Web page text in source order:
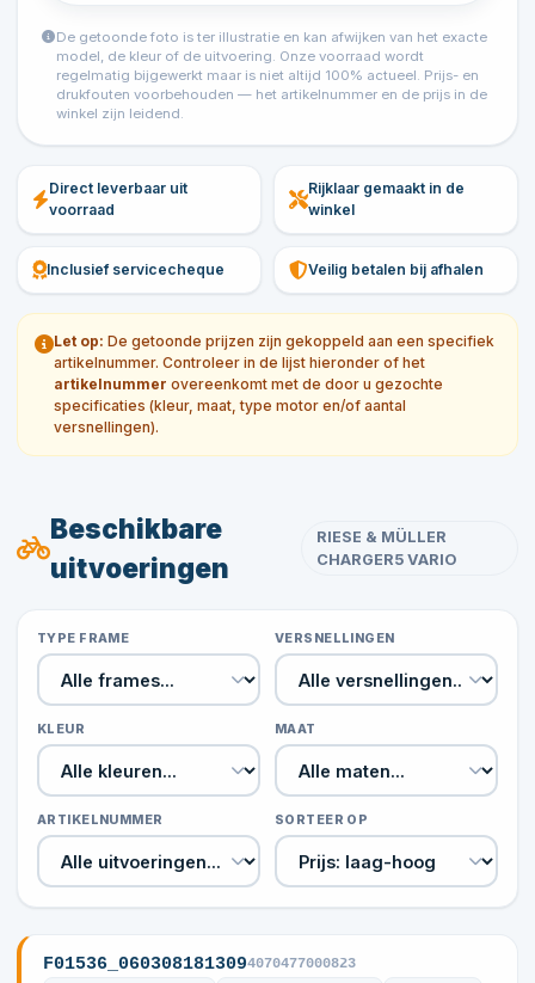
De getoonde foto is ter illustratie en kan afwijken van het exacte
model, de kleur of de uitvoering. Onze voorraad wordt
regelmatig bijgewerkt maar is niet altijd 100% actueel. Prijs- en
drukfouten voorbehouden — het artikelnummer en de prijs in de
winkel zijn leidend.
Direct leverbaar uit
voorraad
Rijklaar gemaakt in de
winkel
Inclusief servicecheque Veilig betalen bij afhalen
Let op: De getoonde prijzen zijn gekoppeld aan een specifiek
artikelnummer. Controleer in de lijst hieronder of het
artikelnummer overeenkomt met de door u gezochte
specificaties (kleur, maat, type motor en/of aantal
versnellingen).
Beschikbare
uitvoeringen
RIESE & MÜLLER
CHARGER5 VARIO
TYPE FRAME VERSNELLINGEN
KLEUR MAAT
ARTIKELNUMMER SORTEER OP
F01536_0603081813094070477000823